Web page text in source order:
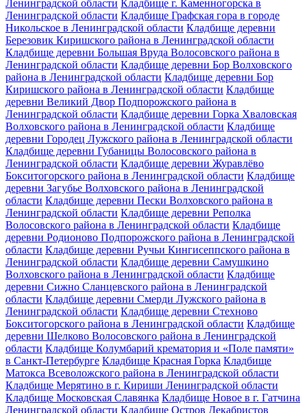
Ленинградской области Кладбище г. Каменногорска в
Ленинградской области Кладбище Графская гора в городе
Никольское в Ленинградской области Кладбище деревни
Березовик Киришского района в Ленинградской области
Кладбище деревни Большая Вруда Волосовского района в
Ленинградской области Кладбище деревни Бор Волховского
района в Ленинградской области Кладбище деревни Бор
Киришского района в Ленинградской области Кладбище
деревни Великий Двор Подпорожского района в
Ленинградской области Кладбище деревни Горка Хваловская
Волховского района в Ленинградской области Кладбище
деревни Городец Лужского района в Ленинградской области
Кладбище деревни Губаницы Волосовского района в
Ленинградской области Кладбище деревни Журавлёво
Бокситогорского района в Ленинградской области Кладбище
деревни Загубье Волховского района в Ленинградской
области Кладбище деревни Пески Волховского района в
Ленинградской области Кладбище деревни Реполка
Волосовского района в Ленинградской области Кладбище
деревни Родионово Подпорожского района в Ленинградской
области Кладбище деревни Ручьи Кингисеппского района в
Ленинградской области Кладбище деревни Самушкино
Волховского района в Ленинградской области Кладбище
деревни Сижно Сланцевского района в Ленинградской
области Кладбище деревни Смерди Лужского района в
Ленинградской области Кладбище деревни Стехново
Бокситогорского района в Ленинградской области Кладбище
деревни Шелково Волосовского района в Ленинградской
области Кладбище Колумбарий крематория и «Поле памяти»
в Санкт-Петербурге Кладбище Красная Горка Кладбище
Матокса Всеволожского района в Ленинградской области
Кладбище Мерятино в г. Кириши Ленинградской области
Кладбище Московская Славянка Кладбище Новое в г. Гатчина
Ленинградской области Кладбище Остров Декабристов